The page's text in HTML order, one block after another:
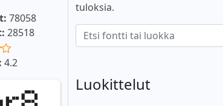
78058
28518
4.2
tuloksia.
Luokittelut